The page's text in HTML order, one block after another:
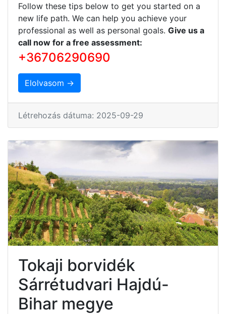
Follow these tips below to get you started on a
new life path. We can help you achieve your
professional as well as personal goals. Give us a
call now for a free assessment:
+36706290690
Elolvasom →
Létrehozás dátuma: 2025-09-29
Tokaji borvidék
Sárrétudvari Hajdú-
Bihar megye